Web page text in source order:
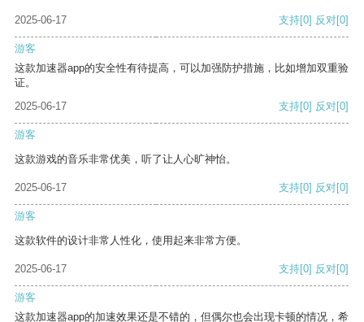
2025-06-17 支持[0] 反对[0]
游客
这款加速器app的安全性有待提高，可以加强防护措施，比如增加双重验
证。
2025-06-17
支持[0] 反对[0]
游客
这款游戏的音乐非常优美，听了让人心旷神怡。
2025-06-17 支持[0] 反对[0]
游客
这款软件的设计非常人性化，使用起来非常方便。
2025-06-17 支持[0] 反对[0]
游客
这款加速器app的加速效果还是不错的，但偶尔也会出现卡顿的情况，希